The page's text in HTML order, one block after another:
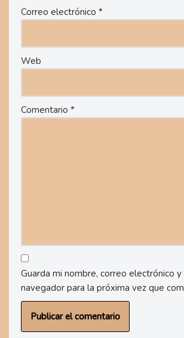
Correo electrónico *
Web
Comentario *
Guarda mi nombre, correo electrónico
navegador para la próxima vez que